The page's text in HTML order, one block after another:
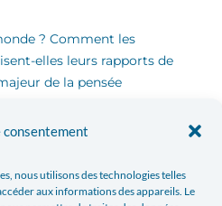
consentement
nous utilisons des technologies telles
aux informations des appareils. Le
? Comment les
elles leurs rapports de
de la pensée
les héritages
dans un monde
rivalités stratégiques.